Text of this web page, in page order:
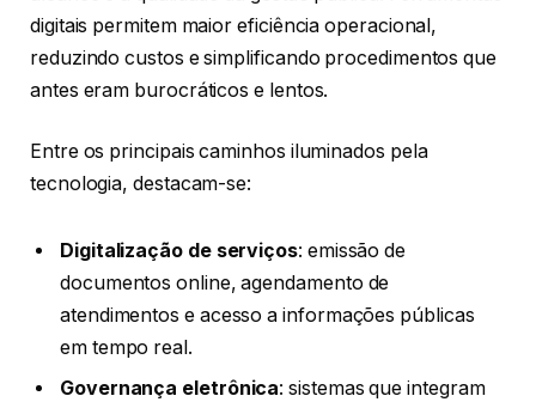
digitais permitem maior eficiência operacional,
reduzindo custos e simplificando procedimentos que
antes eram burocráticos e lentos.
Entre os principais caminhos iluminados pela
tecnologia, destacam-se:
Digitalização de serviços: emissão de
documentos online, agendamento de
atendimentos e acesso a informações públicas
em tempo real.
Governança eletrônica: sistemas que integram